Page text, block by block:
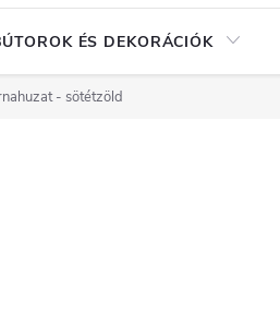
ÉS DEKORÁCIÓK
- sötétzöld